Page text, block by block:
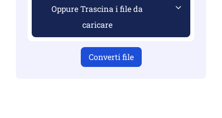
Oppure Trascina i file da
caricare
Converti file